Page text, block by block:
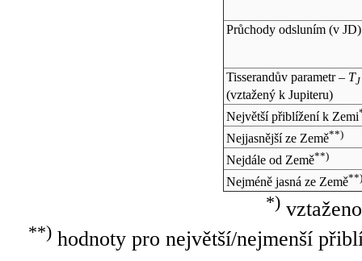
Průchody odsluním (v JD)
Tisserandův parametr – TJ
(vztažený k Jupiteru)
Největší přiblížení k Zemi
Nejjasnější ze Země**)
Nejdále od Země**)
Nejméně jasná ze Země**)
*)
**)hodnoty pro největší/nejmenší